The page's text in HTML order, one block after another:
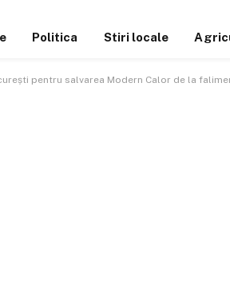
Politica Stiri locale
pentru salvarea Modern Calor de la